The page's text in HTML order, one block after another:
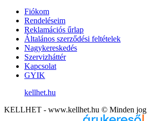
Fiókom
Rendeléseim
Reklamációs űrlap
Általános szerződési feltételek
Nagykereskedés
Szervizháttér
Kapcsolat
GYIK
kellhet.hu
KELLHET - www.kellhet.hu © Minden jog